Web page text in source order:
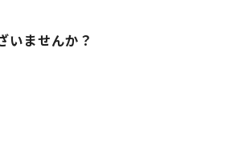
いませんか？